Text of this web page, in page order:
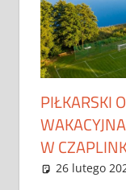
PIŁKARSKI
W
26 lutego